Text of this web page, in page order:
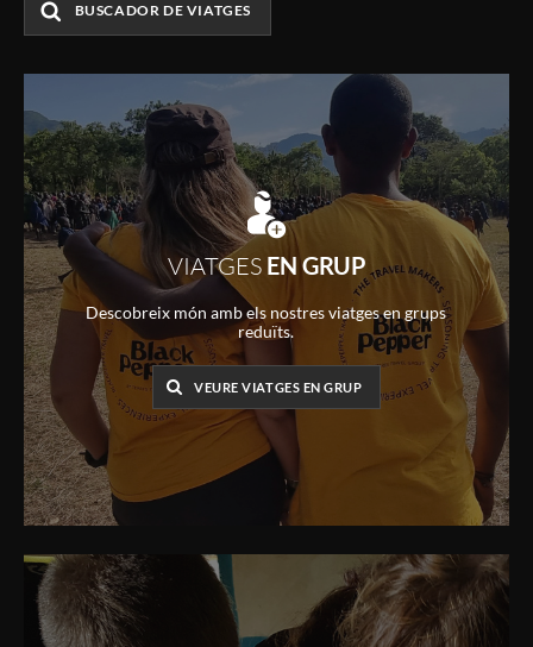
BUSCADOR DE VIATGES
VIATGES EN GRUP
Descobreix món amb els nostres viatges en grups
reduïts.
VEURE VIATGES EN GRUP